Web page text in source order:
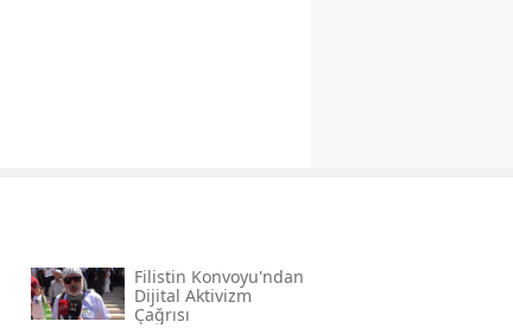
Filistin Konvoyu'ndan
Dijital Aktivizm
Çağrısı